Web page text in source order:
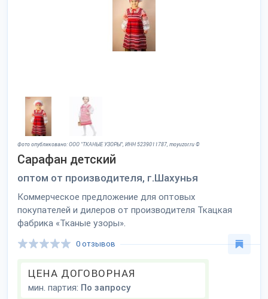
Фото опубликовано: ООО "ТКАНЫЕ УЗОРЫ", ИНН 5239011787, moyuzor.ru ©
Сарафан детский
оптом от производителя, г.Шахунья
Коммерческое предложение для оптовых
покупателей и дилеров от производителя Ткацкая
фабрика «Тканые узоры».
ЦЕНА ДОГОВОРНАЯ
мин. партия: По запросу
0 отзывов